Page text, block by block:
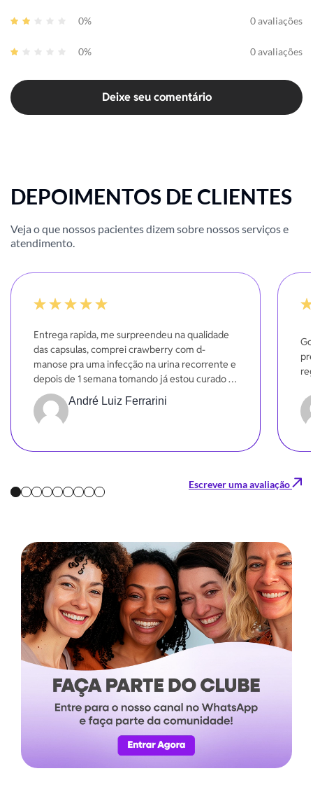
0% 0 avaliações
0% 0 avaliações
Deixe seu comentário
DEPOIMENTOS DE CLIENTES
Veja o que nossos pacientes dizem sobre nossos serviços e
atendimento.
Entrega rapida, me surpreendeu na qualidade
das capsulas, comprei crawberry com d-
manose pra uma infecção na urina recorrente e
depois de 1 semana tomando já estou curado e
sentindo uma melhora significativa na funções.
Gratidão
André Luiz Ferrarini
Escrever uma avaliação